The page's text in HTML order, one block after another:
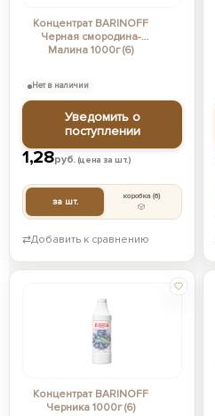
Концентрат BARINOFF
Черная смородина-
Малина 1000г (6)
1,28руб.(цена за шт.)
за шт. коробка(6)
Нет в наличии
Уведомить о
поступлении
⇄Добавить к сравнению
Концентрат BARINOFF
Черника 1000г (6)